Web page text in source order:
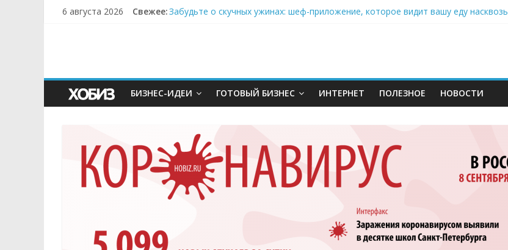
6 августа 2026 Свежее:Забудьте о скучных ужинах: шеф-приложение, которое видит вашу еду насквозь
БИЗНЕС-ИДЕИ ГОТОВЫЙ БИЗНЕС ИНТЕРНЕТ ПОЛЕЗНОЕ НОВОСТИ